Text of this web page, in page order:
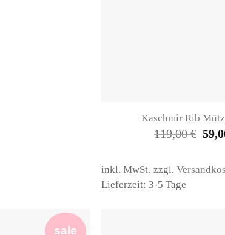
Kaschmir Rib
119,00€
Preis
inkl. MwSt. zzgl.
Lieferzeit: 3-5 Tage
sale